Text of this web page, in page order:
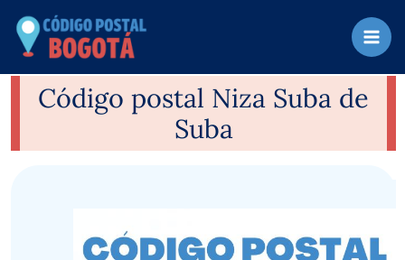
contenido
Código postal Niza Suba de
Suba